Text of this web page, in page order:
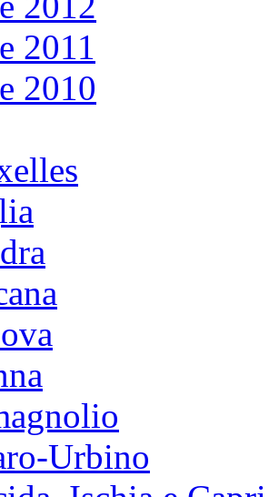
2011
2010
Urbino